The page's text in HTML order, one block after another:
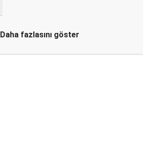
Daha fazlasını göster